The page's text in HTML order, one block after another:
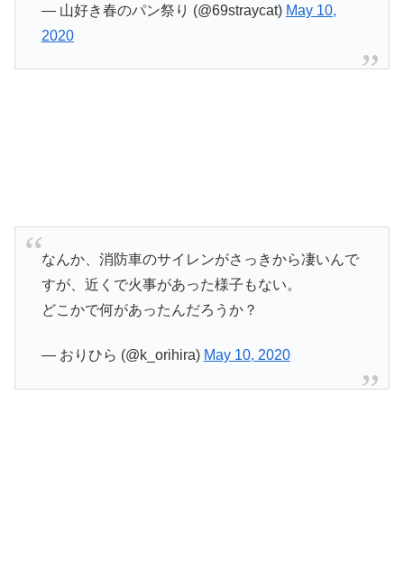
— 山好き春のパン祭り (@69straycat) May 10,
2020
なんか、消防車のサイレンがさっきから凄いんで
すが、近くで火事があった様子もない。
どこかで何があったんだろうか？
— おりひら (@k_orihira) May 10, 2020